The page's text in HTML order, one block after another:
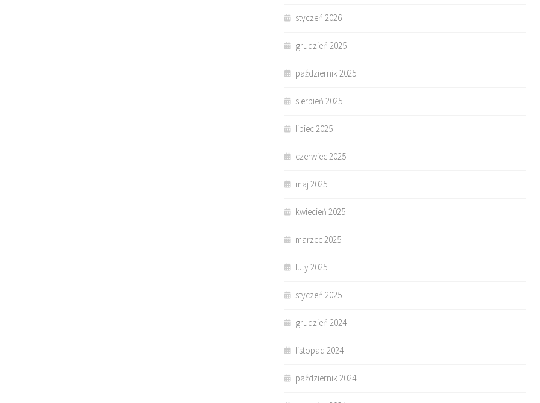
styczeń 2026
grudzień 2025
październik 2025
sierpień 2025
lipiec 2025
czerwiec 2025
maj 2025
kwiecień 2025
marzec 2025
luty 2025
styczeń 2025
grudzień 2024
listopad 2024
październik 2024